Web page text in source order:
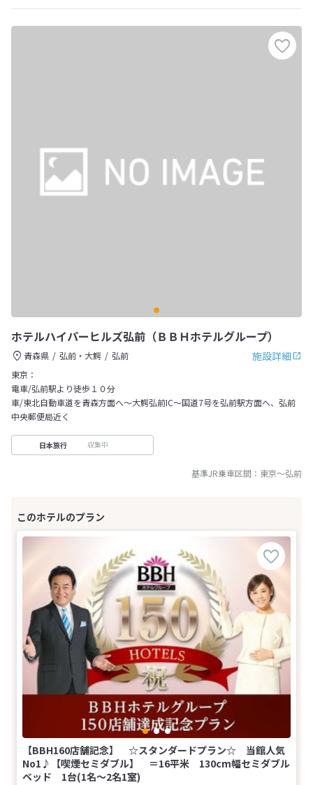
ホテルハイパーヒルズ弘前（ＢＢＨホテルグループ）
施設詳細
青森県 弘前・大鰐
弘前
東京：
電車/弘前駅より徒歩１０分
車/東北自動車道を青森方面へ～大鰐弘前IC～国道7号を弘前駅方面へ、弘前
中央郵便局近く
日本旅行 収集中
基準JR乗車区間： 東京～弘前
【BBH160店舗記念】 ☆スタンダードプラン☆ 当館人気
No1♪【喫煙セミダブル】 ＝16平米 130cm幅セミダブル
ベッド 1台(1名～2名1室)